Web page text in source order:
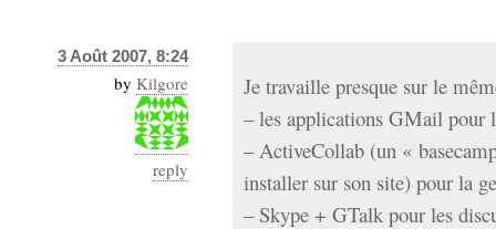
3 Août 2007, 8:24
by Kilgore
reply
Je travaille presque sur le
– les applications GMail pour
– ActiveCollab (un «
installer sur son site) pour la
– Skype + GTalk pour les